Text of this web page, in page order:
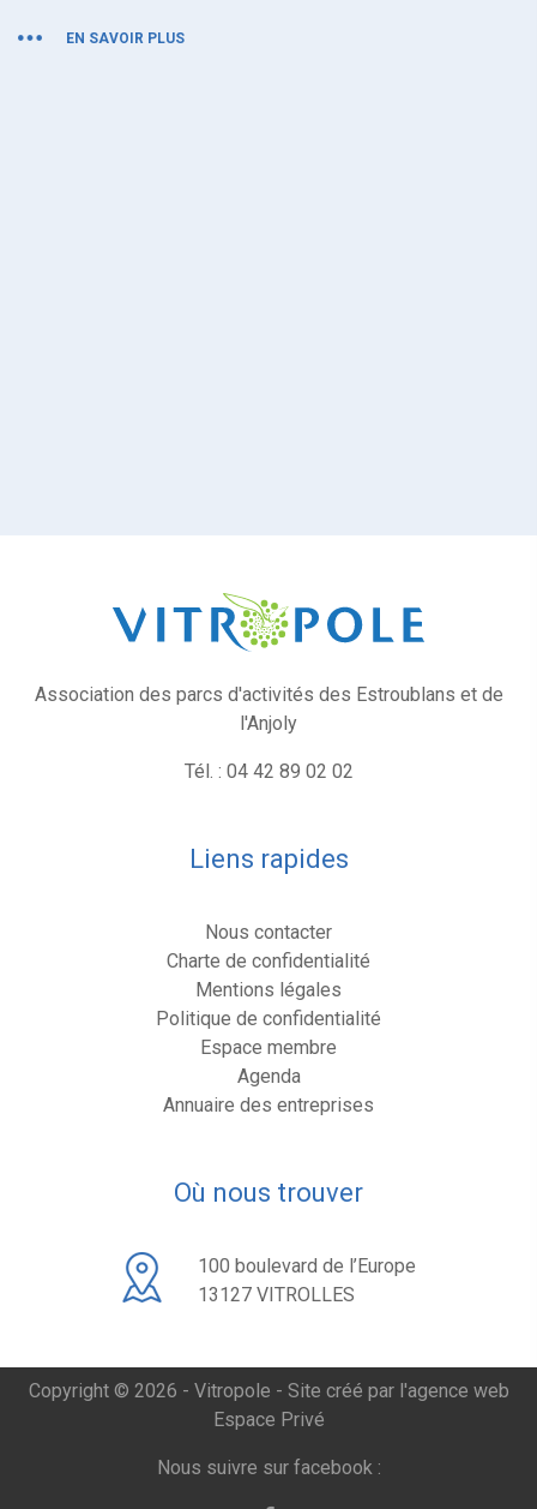
EN SAVOIR PLUS
Association des parcs d'activités des Estroublans et de
l'Anjoly
Tél. : 04 42 89 02 02
Liens rapides
Nous contacter
Charte de confidentialité
Mentions légales
Politique de confidentialité
Espace membre
Agenda
Annuaire des entreprises
Où nous trouver
100 boulevard de l’Europe
13127 VITROLLES
Copyright © 2026 - Vitropole - Site créé par l'agence web
Espace Privé
Nous suivre sur facebook :